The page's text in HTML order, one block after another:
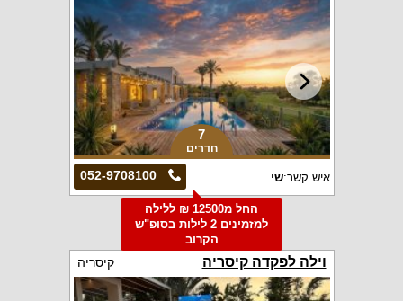
7
חדרים
052-9708100 איש קשר:שי
החל מ12500 ₪ ללילה
למזמינים 2 לילות בסופ"ש
הקרוב
וילה לפקדה קיסריה קיסריה